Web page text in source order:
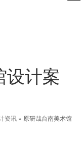
设计案
资讯 » 原研哉台南美术馆